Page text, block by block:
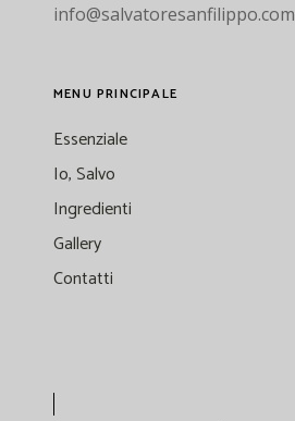
info@salvatoresanfilippo.com
MENU PRINCIPALE
Essenziale
Io, Salvo
Ingredienti
Gallery
Contatti